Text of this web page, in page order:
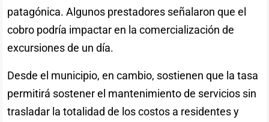
patagónica. Algunos prestadores señalaron que el
cobro podría impactar en la comercialización de
excursiones de un día.
Desde el municipio, en cambio, sostienen que la tasa
permitirá sostener el mantenimiento de servicios sin
trasladar la totalidad de los costos a residentes y